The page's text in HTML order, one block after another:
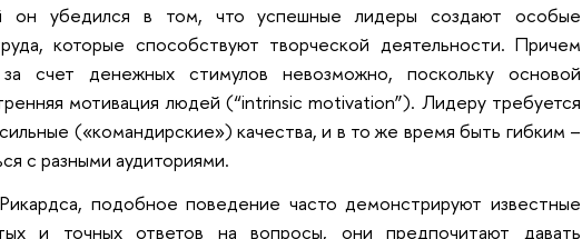
он убедился в том, что успешные лидеры создают особые
которые способствуют творческой деятельности. Причем
счет денежных стимулов невозможно, поскольку основой
мотивация людей (“intrinsic motivation”). Лидеру требуется
(«командирские») качества, и в то же время быть гибким –
с разными аудиториями.
подобное поведение часто демонстрируют известные
и точных ответов на вопросы, они предпочитают давать